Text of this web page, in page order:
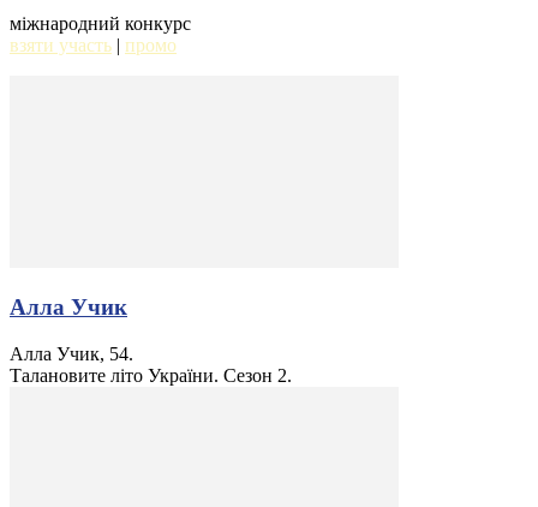
міжнародний конкурс
взяти участь | промо
Алла Учик
Алла Учик, 54.
Талановите літо України. Сезон 2.